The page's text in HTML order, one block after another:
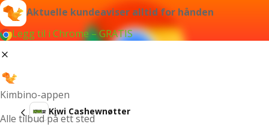
Aktuelle kundeaviser alltid for hånden
Legg til i Chrome – GRATIS
Kimbino-appen
Alle tilbud på ett sted
Kiwi Cashewnøtter